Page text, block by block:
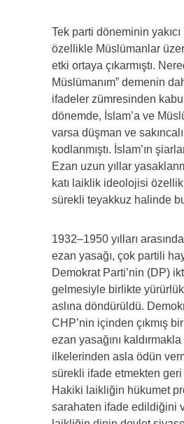
Tek parti döneminin yakıcı
özellikle Müslümanlar
etki ortaya çıkarmıştı.
Müslümanım” demenin
ifadeler zümresinden
dönemde, İslam’a ve
varsa düşman ve
kodlanmıştı. İslam’ın
Ezan uzun yıllar
katı laiklik ideolojisi
sürekli teyakkuz halinde
1932–1950 yılları
ezan yasağı, çok partili
Demokrat Parti’nin (DP)
gelmesiyle birlikte
aslına döndürüldü.
CHP’nin içinden çıkmış
ezan yasağını
ilkelerinden asla ödün
sürekli ifade etmekten geri
Hakiki laikliğin hükumet
sarahaten ifade edildiğini